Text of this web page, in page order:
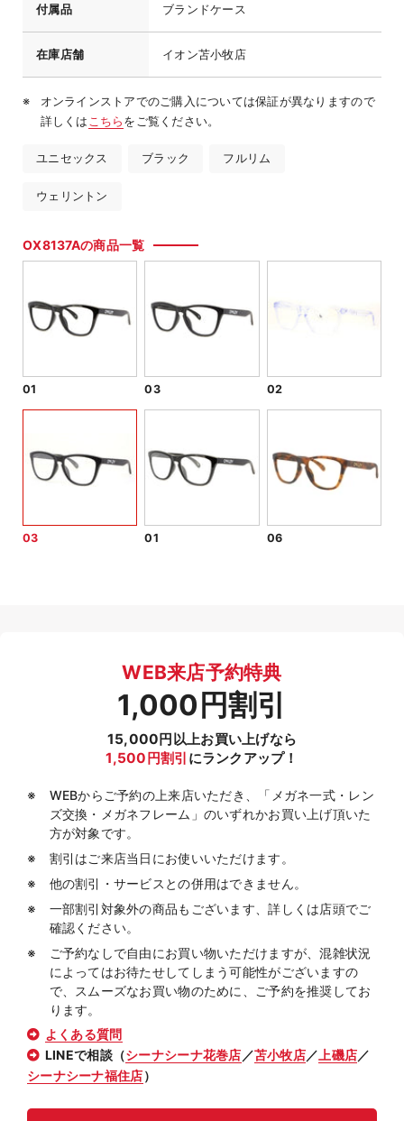
付属品 ブランドケース
在庫店舗 イオン苫小牧店
オンラインストアでのご購入については保証が異なりますので
詳しくは こちらをご覧ください。
ユニセックス ブラック フルリム
ウェリントン
OX8137Aの商品一覧
01 03 02
03 01 06
WEB来店予約特典
1,000円割引
15,000円以上お買い上げなら
1,500円割引 にランクアップ！
WEBからご予約の上来店いただき、「メガネ一式・レン
ズ交換・メガネフレーム」のいずれかお買い上げ頂いた
方が対象です。
割引はご来店当日にお使いいただけます。
他の割引・サービスとの併用はできません。
一部割引対象外の商品もございます、詳しくは店頭でご
確認ください。
ご予約なしで自由にお買い物いただけますが、混雑状況
によってはお待たせしてしまう可能性がございますの
で、スムーズなお買い物のために、ご予約を推奨してお
ります。
よくある質問
LINEで相談（シーナシーナ花巻店 ／苫小牧店／ 上磯店／
シーナシーナ福住店）